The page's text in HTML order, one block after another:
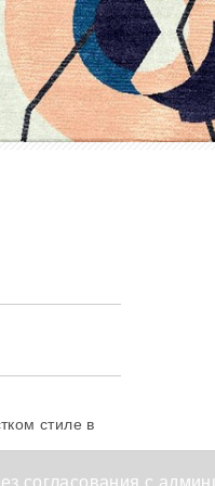
стиле в
согласования с